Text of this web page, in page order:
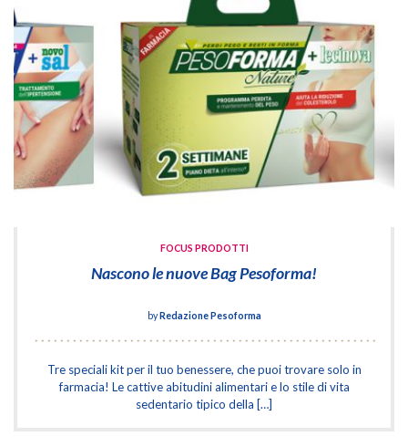
FOCUS PRODOTTI
Nascono le nuove Bag Pesoforma!
byRedazione Pesoforma
Tre speciali kit per il tuo benessere, che puoi trovare solo in
farmacia! Le cattive abitudini alimentari e lo stile di vita
sedentario tipico della […]